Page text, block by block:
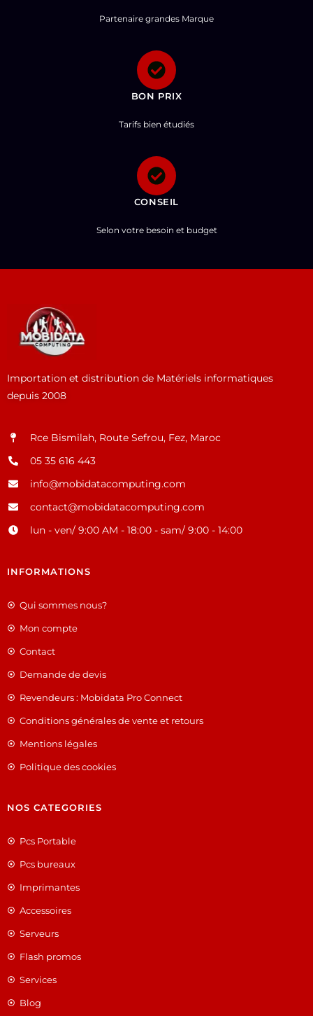
Partenaire grandes Marque
BON PRIX
Tarifs bien étudiés
CONSEIL
Selon votre besoin et budget
Importation et distribution de Matériels informatiques
depuis 2008
Rce Bismilah, Route Sefrou, Fez, Maroc
05 35 616 443
info@mobidatacomputing.com
contact@mobidatacomputing.com
lun - ven/ 9:00 AM - 18:00 - sam/ 9:00 - 14:00
INFORMATIONS
Qui sommes nous?
Mon compte
Contact
Demande de devis
Revendeurs : Mobidata Pro Connect
Conditions générales de vente et retours
Mentions légales
Politique des cookies
NOS CATEGORIES
Pcs Portable
Pcs bureaux
Imprimantes
Accessoires
Serveurs
Flash promos
Services
Blog